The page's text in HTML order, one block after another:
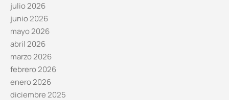
julio 2026
junio 2026
mayo 2026
abril 2026
marzo 2026
febrero 2026
enero 2026
diciembre 2025